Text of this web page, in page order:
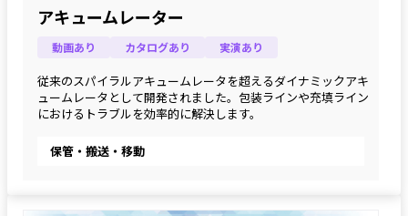
アキュームレーター
動画あり カタログあり 実演あり
従来のスパイラルアキュームレータを超えるダイナミックアキ
ュームレータとして開発されました。包装ラインや充填ライン
におけるトラブルを効率的に解決します。
保管・搬送・移動